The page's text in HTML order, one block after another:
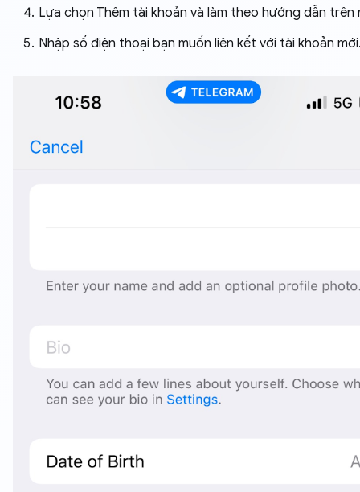
Lựa chọn Thêm tài khoản và làm theo hướng dẫn trên
Nhập số điện thoại bạn muốn liên kết với tài khoản